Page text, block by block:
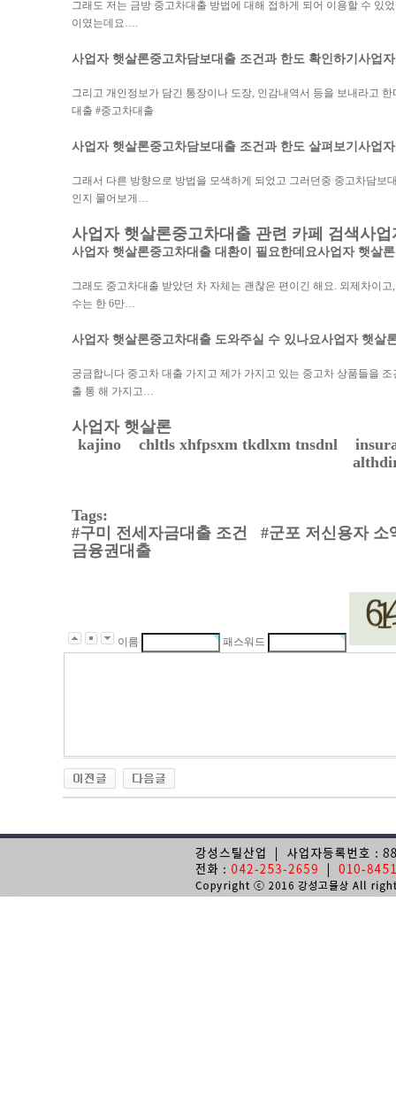
그래도 저는 금방 중고차대출 방법에 대해 접하게 되어 이용할 수 있
이였는데요….
사업자 햇살론중고차담보대출 조건과 한도 확인하기 사업
그리고 개인정보가 담긴 통장이나 도장, 인감내역서 등을 보내라고
대출 #중고차대출
사업자 햇살론중고차담보대출 조건과 한도 살펴보기 사업
그래서 다른 방향으로 방법을 모색하게 되었고 그러던중 중고차담
인지 물어보게…
사업자 햇살론중고차대출 관련 카페 검색사업
사업자 햇살론중고차대출 대환이 필요한데요사업자 햇살론
그래도 중고차대출 받았던 차 자체는 괜찮은 편이긴 해요. 외제차이
수는 한 6만…
사업자 햇살론중고차대출 도와주실 수 있나요사업자 햇살
궁금합니다 중고차 대출 가지고 제가 가지고 있는 중고차 상품들을
출 통 해 가지고…
사업자 햇살론
kajino
chltls xhfpsxm tkdlxm tnsdnl
Tags:
#구미 전세자금대출 조건 #군포 저신용자 소
금융권대출
이름 패스워드